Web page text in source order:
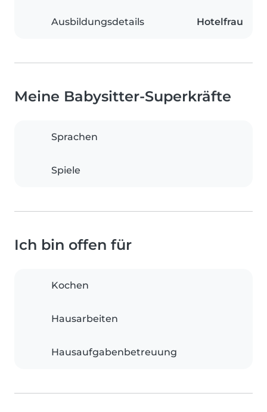
Ausbildungsdetails Hotelfrau
Meine Babysitter-Superkräfte
Sprachen
Spiele
Ich bin offen für
Kochen
Hausarbeiten
Hausaufgabenbetreuung